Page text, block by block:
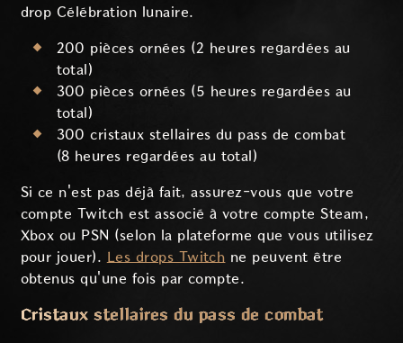
drop Célébration lunaire.
200 pièces ornées (2 heures regardées au
total)
300 pièces ornées (5 heures regardées au
total)
300 cristaux stellaires du pass de combat
(8 heures regardées au total)
Si ce n'est pas déjà fait, assurez-vous que votre
compte Twitch est associé à votre compte Steam,
Xbox ou PSN (selon la plateforme que vous utilisez
pour jouer). Les drops Twitch ne peuvent être
obtenus qu'une fois par compte.
Cristaux stellaires du pass de combat